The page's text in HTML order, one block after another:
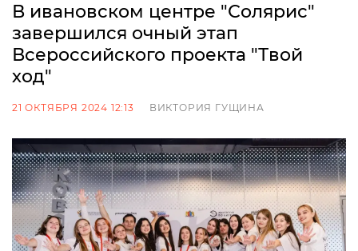
В ивановском центре "Солярис"
завершился очный этап
Всероссийского проекта "Твой
ход"
21 ОКТЯБРЯ 2024 12:13 ВИКТОРИЯ ГУЩИНА